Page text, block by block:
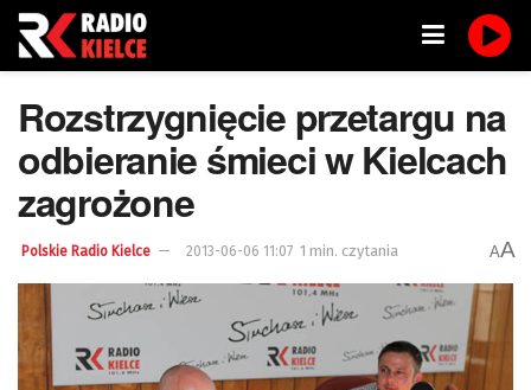
Rozstrzygnięcie przetargu na
odbieranie śmieci w Kielcach
zagrożone
Polskie Radio Kielce 2013-06-06 11:07 1 min. czytania AA